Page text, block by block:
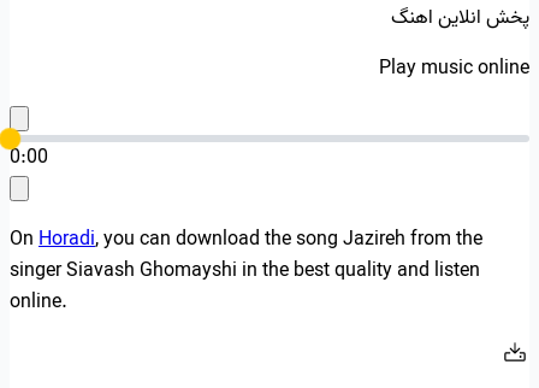
پخش انلاین اهنگ
Play music online
0:00
OnHoradi, you can download the song Jazireh from the
singer Siavash Ghomayshi in the best quality and listen
online.